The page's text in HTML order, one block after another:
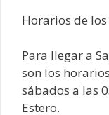
Horarios de
Para llegar a
son los
sábados a las
Estero.